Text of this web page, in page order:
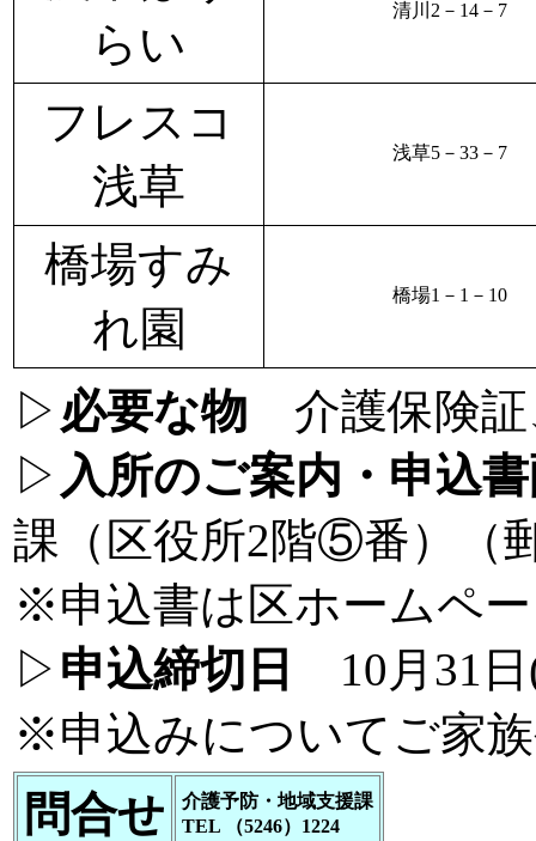
らい
清川2－14－7
フレスコ
浅草
浅草5－33－7
橋場すみ
れ園
橋場1－1－10
▷ 必要な物 介護保険証
▷ 入所のご案内・申込
課（区役所2階⑤番）（
※申込書は区ホームペ
▷ 申込締切日 10月31
※申込みについてご家
問合せ
介護予防・地域支援課
TEL （5246）1224